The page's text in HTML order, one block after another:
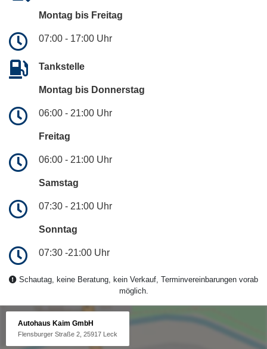
Montag bis Freitag
07:00 - 17:00 Uhr
Tankstelle
Montag bis Donnerstag
06:00 - 21:00 Uhr
Freitag
06:00 - 21:00 Uhr
Samstag
07:30 - 21:00 Uhr
Sonntag
07:30 -21:00 Uhr
Schautag, keine Beratung, kein Verkauf, Terminvereinbarungen vorab
möglich.
Autohaus Kaim GmbH
Flensburger Straße 2, 25917 Leck